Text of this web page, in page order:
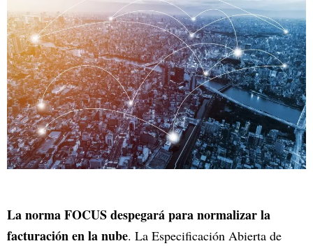
La norma FOCUS despegará para normalizar la
facturación en la nube. La Especificación Abierta de